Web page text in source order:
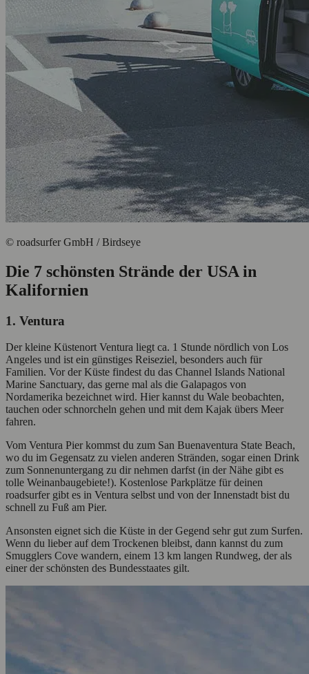
© roadsurfer GmbH / Birdseye
Die 7 schönsten Strände der USA in
Kalifornien
1. Ventura
Der kleine Küstenort Ventura liegt ca. 1 Stunde nördlich von Los
Angeles und ist ein günstiges Reiseziel, besonders auch für
Familien. Vor der Küste findest du das Channel Islands National
Marine Sanctuary, das gerne mal als die Galapagos von
Nordamerika bezeichnet wird. Hier kannst du Wale beobachten,
tauchen oder schnorcheln gehen und mit dem Kajak übers Meer
fahren.
Vom Ventura Pier kommst du zum San Buenaventura State Beach,
wo du im Gegensatz zu vielen anderen Stränden, sogar einen Drink
zum Sonnenuntergang zu dir nehmen darfst (in der Nähe gibt es
tolle Weinanbaugebiete!). Kostenlose Parkplätze für deinen
roadsurfer gibt es in Ventura selbst und von der Innenstadt bist du
schnell zu Fuß am Pier.
Ansonsten eignet sich die Küste in der Gegend sehr gut zum Surfen.
Wenn du lieber auf dem Trockenen bleibst, dann kannst du zum
Smugglers Cove wandern, einem 13 km langen Rundweg, der als
einer der schönsten des Bundesstaates gilt.